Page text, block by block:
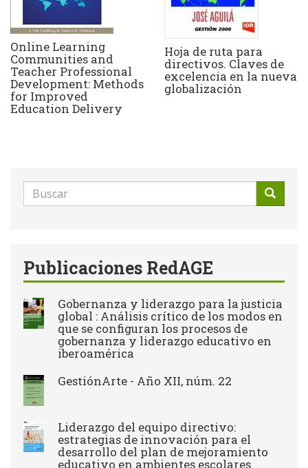
Online Learning
Communities and
Teacher Professional
Development: Methods
for Improved
Education Delivery
Hoja de ruta para
directivos. Claves de
excelencia en la nueva
globalización
Formulario
de
Publicaciones RedAGE
Gobernanza y liderazgo para la justicia
global : Análisis crítico de los modos en
que se configuran los procesos de
gobernanza y liderazgo educativo en
iberoamérica
GestiónArte - Año XII, núm. 22
Liderazgo del equipo directivo:
estrategias de innovación para el
desarrollo del plan de mejoramiento
educativo en ambientes escolares